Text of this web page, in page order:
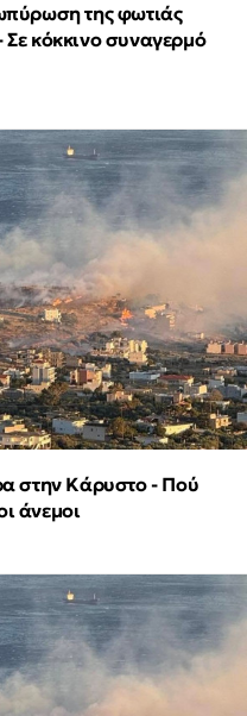
της φωτιάς
κόκκινο συναγερμό
στην Κάρυστο - Πού
άνεμοι